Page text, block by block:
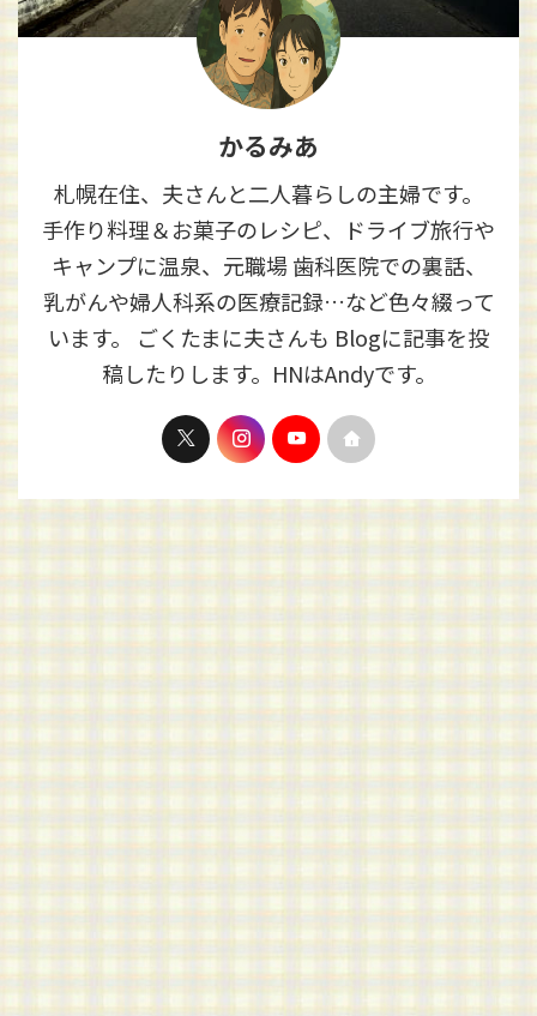
かるみあ
札幌在住、夫さんと二人暮らしの主婦です。
手作り料理＆お菓子のレシピ、ドライブ旅行や
キャンプに温泉、元職場 歯科医院での裏話、
乳がんや婦人科系の医療記録…など色々綴って
います。 ごくたまに夫さんも Blogに記事を投
稿したりします。HNはAndyです。